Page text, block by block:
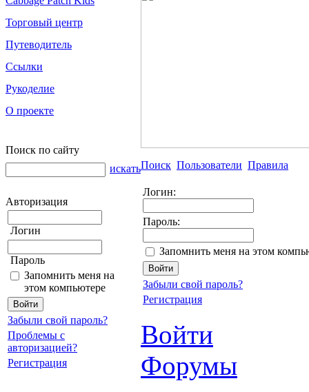
Торговый центр
Путеводитель
Ссылки
Рукоделие
О проекте
Поиск по сайту
искать
Авторизация
Логин
Пароль
Запомнить меня на
этом компьютере
Забыли свой пароль?
Проблемы с
авторизацией?
Регистрация
Поиск Пользователи Правила
Логин:
Пароль:
Запомнить меня на этом
Забыли свой пароль?
Регистрация
Войти
Форумы